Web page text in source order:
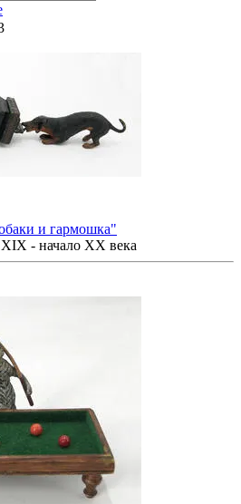
и гармошка"
- начало ХХ века